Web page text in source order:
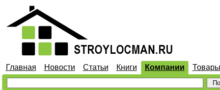
Главная Новости Статьи Книги Компании Товары